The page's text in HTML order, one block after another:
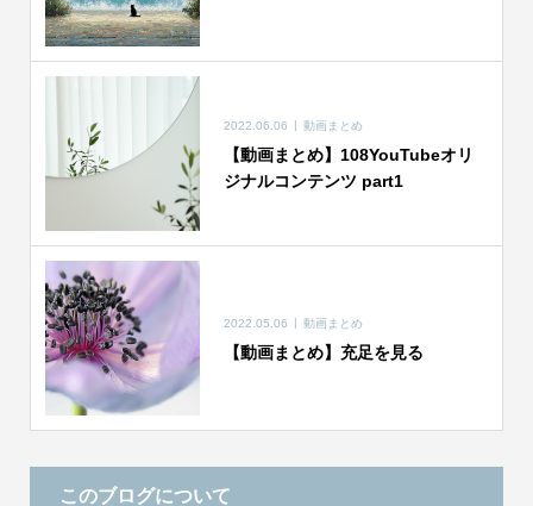
2022.06.06 動画まとめ
【動画まとめ】108YouTubeオリ
ジナルコンテンツ part1
2022.05.06 動画まとめ
【動画まとめ】充足を見る
このブログについて